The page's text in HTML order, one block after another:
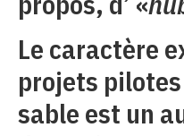
Le caractère
projets
sable est un